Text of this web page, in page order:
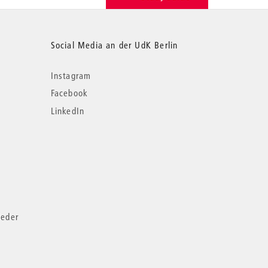
Social Media an der UdK Berlin
Instagram
Facebook
LinkedIn